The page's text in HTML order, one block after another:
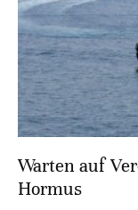
Warten auf
Hormus